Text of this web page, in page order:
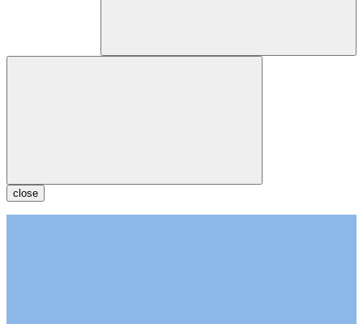
close